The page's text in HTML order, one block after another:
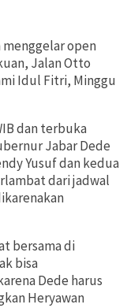
menggelar open
Jalan Otto
Idul Fitri, Minggu
dan terbuka
Jabar Dede
Yusuf dan kedua
dari jadwal
bersama di
bisa
Dede harus
Heryawan